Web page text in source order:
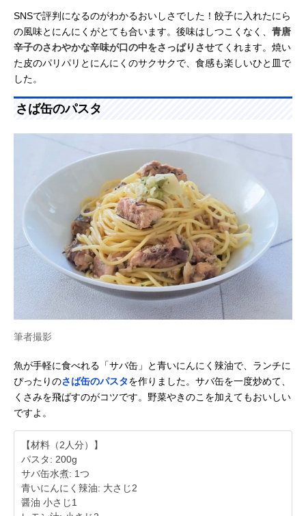
SNSで評判になるのがわかるおいしさでした！餃子に入れたにら
の風味とにんにくがとても合います。後味はしつこくなく、 青唐
辛子のさわやかな辛味が口の中をさっぱりさせてくれます。焼い
た皮のパリパリとにんにくのサクサクで、食感も楽しいひと皿で
した。
さば缶のパスタ
筆者撮影
魚が手軽に食べれる「サバ缶」と青いにんにく辣油で、ランチに
ぴったりのさば缶のパスタを作りました。サバ缶を一度炒めて、
くさみを飛ばすのがコツです。野菜やきのこを加えてもおいしい
ですよ。
【材料（2人分）】
パスタ: 200g
サバ缶水煮: 1つ
青いにんにく辣油: 大さじ2
醤油 小さじ1